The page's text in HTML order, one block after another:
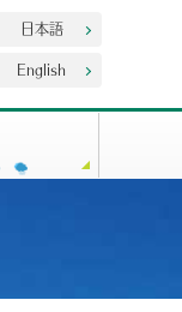
日本語
English